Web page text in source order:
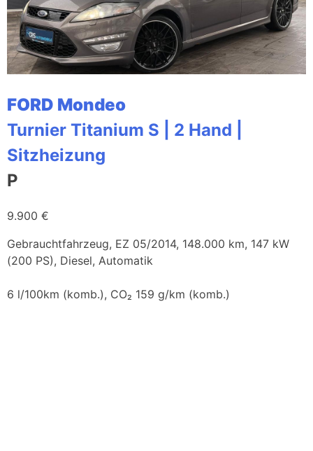
FORD Mondeo
Turnier Titanium S | 2 Hand |
Sitzheizung
P
9.900 €
Gebrauchtfahrzeug, EZ 05/2014, 148.000 km, 147 kW
(200 PS), Diesel, Automatik
6 l/100km (komb.), CO₂ 159 g/km (komb.)